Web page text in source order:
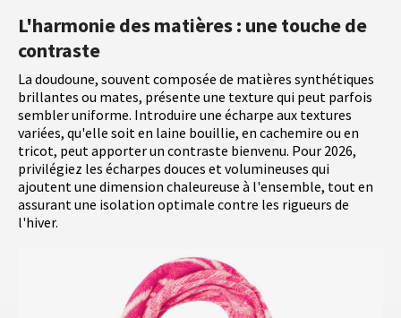
L'harmonie des matières : une touche de
contraste
La doudoune, souvent composée de matières synthétiques
brillantes ou mates, présente une texture qui peut parfois
sembler uniforme. Introduire une écharpe aux textures
variées, qu'elle soit en laine bouillie, en cachemire ou en
tricot, peut apporter un contraste bienvenu. Pour 2026,
privilégiez les écharpes douces et volumineuses qui
ajoutent une dimension chaleureuse à l'ensemble, tout en
assurant une isolation optimale contre les rigueurs de
l'hiver.